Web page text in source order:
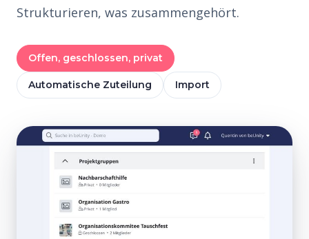
Strukturieren, was zusammengehört.
Offen, geschlossen, privat
Automatische Zuteilung Import